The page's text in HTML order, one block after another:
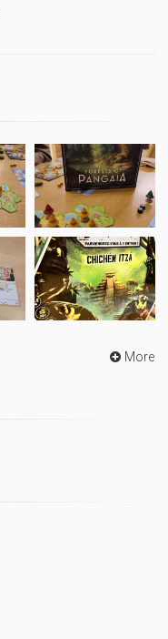
More